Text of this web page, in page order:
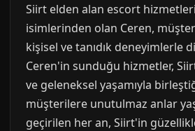
Siirt elden alan escort
isimlerinden olan Ceren,
kişisel ve tanıdık deneyimlerle
Ceren'in sunduğu hizmetler,
ve geleneksel yaşamıyla
müşterilere unutulmaz anlar
geçirilen her an, Siirt'in